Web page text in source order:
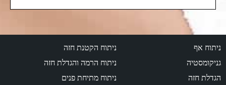
ניתוח אף
גניקומסטיה
הגדלת חזה
ניתוח הקטנת חזה
ניתוח הרמה והגדלת חזה
ניתוח מתיחת פנים